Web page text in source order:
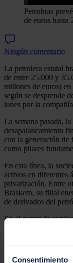
Consentimiento
Petrobras
de euros hasta
Ningún comentario
La petrolera estatal
de entre 25.000 y
millones de euros)
según se desprende
lunes por la
La semana pasada,
desapalancamiento
con la generación de
como pilares
En esta línea, la
activos en diferentes
privatización. Entre
Braskem, su filial
de derivados del
En el sector de
activos de tierras y
Argentina, Bolivia,